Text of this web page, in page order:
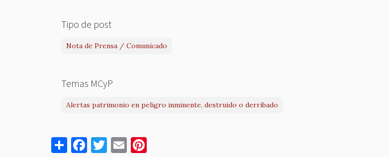
Tipo de post
Nota de Prensa / Comunicado
Temas MCyP
Alertas patrimonio en peligro inminente, destruido o derribado
S F T E